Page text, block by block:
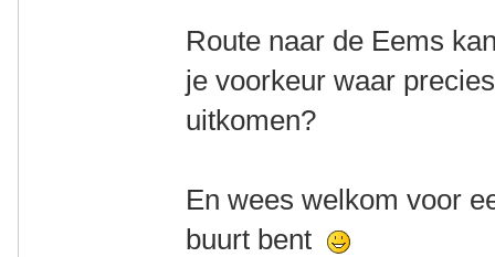
Route naar de Eems
je voorkeur waar
uitkomen?
En wees welkom voor
buurt bent